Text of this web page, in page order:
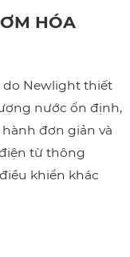
HÓA
do Newlight thiết
nước ổn định,
đơn giản và
từ thông
khiển khác